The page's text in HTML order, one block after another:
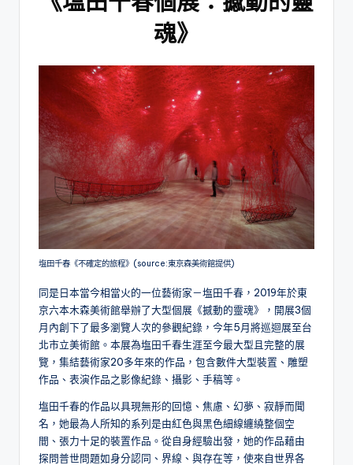
魂》
塩田千春《不確定的旅程》(source:東京森美術館提供)
同是日本當今相當火的一位藝術家－塩田千春，2019年於東
京六本木森美術館舉辦了大型個展《撼動的靈魂》，開展3個
月內創下了最多瀏覽人次的參觀紀錄，今年5月將巡迴展至台
北市立美術館。本展為塩田千春生涯至今最大型且完整的展
覽，集結藝術家20多年來的作品，包含數件大型裝置、雕塑
作品、表演作品之影像紀錄、攝影、手稿等。
塩田千春的作品以具現無形的回憶、焦慮、幻夢、寂靜而聞
名，她最為人所知的系列是由紅色與黑色細線纏繞整個空
間、張力十足的裝置作品。從自身經驗出發，她的作品藉由
探問普世問題如身分認同、界線、與存在等，使來自世界各